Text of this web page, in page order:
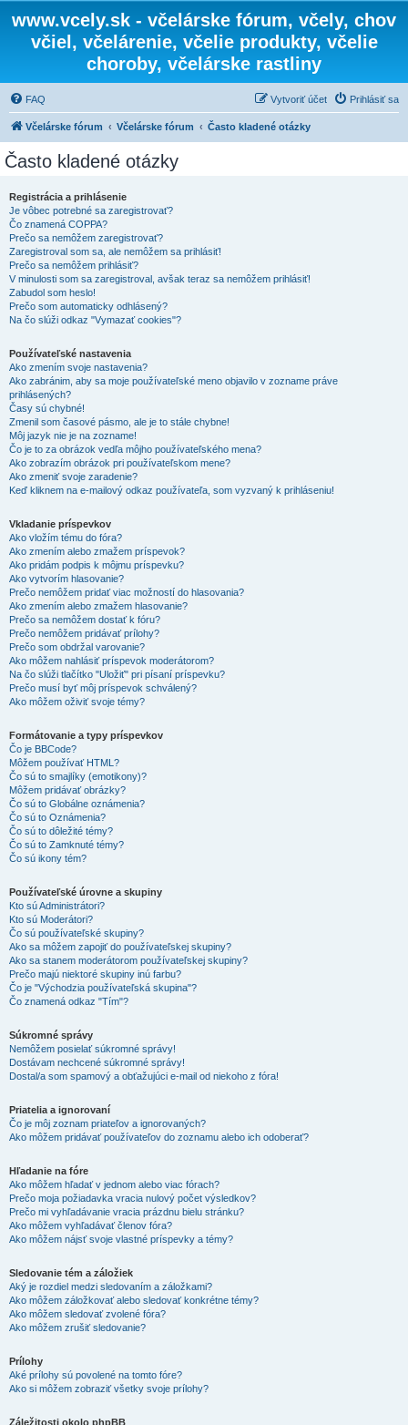
www.vcely.sk - včelárske fórum, včely, chov
včiel, včelárenie, včelie produkty, včelie
choroby, včelárske rastliny
FAQ Prihlásiť sa
Vytvoriť účet
Včelárske fórum Včelárske fórum Často kladené otázky
Často kladené otázky
Registrácia a prihlásenie
Je vôbec potrebné sa zaregistrovať?
Čo znamená COPPA?
Prečo sa nemôžem zaregistrovať?
Zaregistroval som sa, ale nemôžem sa prihlásiť!
Prečo sa nemôžem prihlásiť?
V minulosti som sa zaregistroval, avšak teraz sa nemôžem prihlásiť!
Zabudol som heslo!
Prečo som automaticky odhlásený?
Na čo slúži odkaz "Vymazať cookies"?
Používateľské nastavenia
Ako zmením svoje nastavenia?
Ako zabránim, aby sa moje používateľské meno objavilo v zozname práve
prihlásených?
Časy sú chybné!
Zmenil som časové pásmo, ale je to stále chybne!
Môj jazyk nie je na zozname!
Čo je to za obrázok vedľa môjho používateľského mena?
Ako zobrazím obrázok pri používateľskom mene?
Ako zmeniť svoje zaradenie?
Keď kliknem na e-mailový odkaz používateľa, som vyzvaný k prihláseniu!
Vkladanie príspevkov
Ako vložím tému do fóra?
Ako zmením alebo zmažem príspevok?
Ako pridám podpis k môjmu príspevku?
Ako vytvorím hlasovanie?
Prečo nemôžem pridať viac možností do hlasovania?
Ako zmením alebo zmažem hlasovanie?
Prečo sa nemôžem dostať k fóru?
Prečo nemôžem pridávať prílohy?
Prečo som obdržal varovanie?
Ako môžem nahlásiť príspevok moderátorom?
Na čo slúži tlačítko "Uložiť" pri písaní príspevku?
Prečo musí byť môj príspevok schválený?
Ako môžem oživiť svoje témy?
Formátovanie a typy príspevkov
Čo je BBCode?
Môžem používať HTML?
Čo sú to smajlíky (emotikony)?
Môžem pridávať obrázky?
Čo sú to Globálne oznámenia?
Čo sú to Oznámenia?
Čo sú to dôležité témy?
Čo sú to Zamknuté témy?
Čo sú ikony tém?
Používateľské úrovne a skupiny
Kto sú Administrátori?
Kto sú Moderátori?
Čo sú používateľské skupiny?
Ako sa môžem zapojiť do používateľskej skupiny?
Ako sa stanem moderátorom používateľskej skupiny?
Prečo majú niektoré skupiny inú farbu?
Čo je "Východzia používateľská skupina"?
Čo znamená odkaz "Tím"?
Súkromné správy
Nemôžem posielať súkromné správy!
Dostávam nechcené súkromné správy!
Dostal/a som spamový a obťažujúci e-mail od niekoho z fóra!
Priatelia a ignorovaní
Čo je môj zoznam priateľov a ignorovaných?
Ako môžem pridávať používateľov do zoznamu alebo ich odoberať?
Hľadanie na fóre
Ako môžem hľadať v jednom alebo viac fórach?
Prečo moja požiadavka vracia nulový počet výsledkov?
Prečo mi vyhľadávanie vracia prázdnu bielu stránku?
Ako môžem vyhľadávať členov fóra?
Ako môžem nájsť svoje vlastné príspevky a témy?
Sledovanie tém a záložiek
Aký je rozdiel medzi sledovaním a záložkami?
Ako môžem záložkovať alebo sledovať konkrétne témy?
Ako môžem sledovať zvolené fóra?
Ako môžem zrušiť sledovanie?
Prílohy
Aké prílohy sú povolené na tomto fóre?
Ako si môžem zobraziť všetky svoje prílohy?
Záležitosti okolo phpBB